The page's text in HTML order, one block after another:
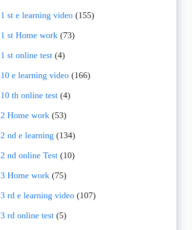
1 st e learning video(155)
1 st Home work(73)
1 st online test(4)
10 e learning video(166)
10 th online test(4)
2 Home work(53)
2 nd e learning (134)
2 nd online Test(10)
3 Home work(75)
3 rd e learning video(107)
3 rd online test(5)